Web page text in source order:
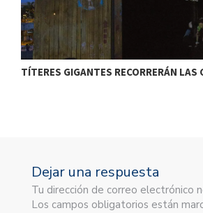
TÍTERES GIGANTES RECORRERÁN
Dejar una respuesta
Tu dirección de correo electrónico
Los campos obligatorios están